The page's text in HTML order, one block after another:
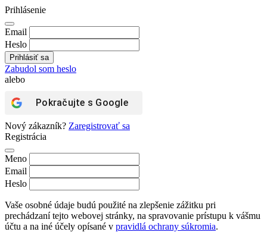
Prihlásenie
Email
Heslo
Zabudol som heslo
alebo
Pokračujte s Google
Nový zákazník? Zaregistrovať sa
Registrácia
Meno
Email
Heslo
Vaše osobné údaje budú použité na zlepšenie zážitku pri
prechádzaní tejto webovej stránky, na spravovanie prístupu k vášmu
účtu a na iné účely opísané v pravidlá ochrany súkromia.